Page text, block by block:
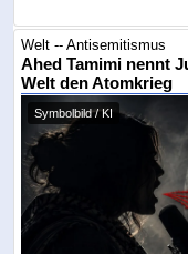
Welt -- Antisemitismus
Ahed Tamimi nennt
Welt den Atomkrieg
Symbolbild / KI